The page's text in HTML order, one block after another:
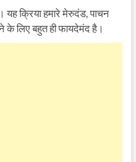
क्रिया हमारे मेरुदंड, पाचन
के लिए बहुत ही फायदेमंद है।